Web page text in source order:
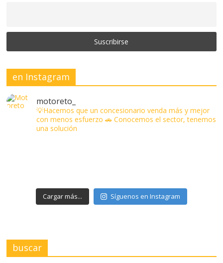
en Instagram
motoreto_
💡Hacemos que un concesionario venda más y mejor
con menos esfuerzo 🚗 Conocemos el sector, tenemos
una solución
Cargar más... Síguenos en Instagram
buscar